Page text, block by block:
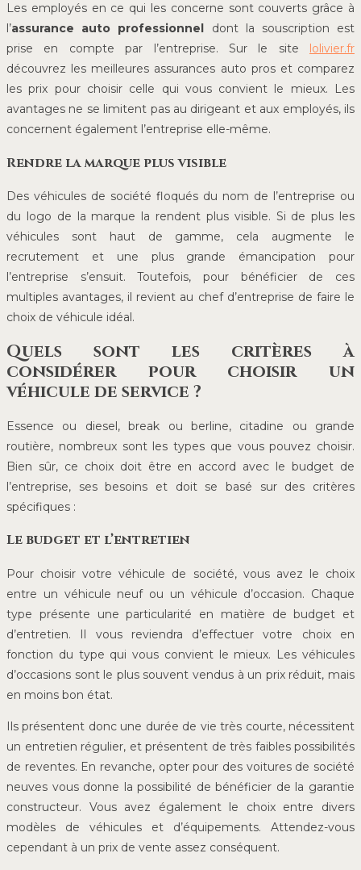
Les employés en ce qui les concerne sont couverts grâce à
l’assurance auto professionnel
dont la souscription est
prise en compte par l’entreprise. Sur le site
lolivier.fr
découvrez les meilleures assurances auto pros et comparez
les prix pour choisir celle qui vous convient le mieux. Les
avantages ne se limitent pas au dirigeant et aux employés, ils
concernent également l’entreprise elle-même.
Rendre la marque plus visible
Des véhicules de société floqués du nom de l’entreprise ou
du logo de la marque la rendent plus visible. Si de plus les
véhicules sont haut de gamme, cela augmente le
recrutement et une plus grande émancipation pour
l’entreprise s’ensuit. Toutefois, pour bénéficier de ces
multiples avantages, il revient au chef d’entreprise de faire le
choix de véhicule idéal.
Quels sont les critères à
considérer pour choisir un
véhicule de service ?
Essence ou diesel, break ou berline, citadine ou grande
routière, nombreux sont les types que vous pouvez choisir.
Bien sûr, ce choix doit être en accord avec le budget de
l’entreprise, ses besoins et doit se basé sur des critères
spécifiques :
Le budget et l’entretien
Pour choisir votre véhicule de société, vous avez le choix
entre un véhicule neuf ou un véhicule d’occasion. Chaque
type présente une particularité en matière de budget et
d’entretien. Il vous reviendra d’effectuer votre choix en
fonction du type qui vous convient le mieux. Les véhicules
d’occasions sont le plus souvent vendus à un prix réduit, mais
en moins bon état.
Ils présentent donc une durée de vie très courte, nécessitent
un entretien régulier, et présentent de très faibles possibilités
de reventes. En revanche, opter pour des voitures de société
neuves vous donne la possibilité de bénéficier de la garantie
constructeur. Vous avez également le choix entre divers
modèles de véhicules et d’équipements. Attendez-vous
cependant à un prix de vente assez conséquent.